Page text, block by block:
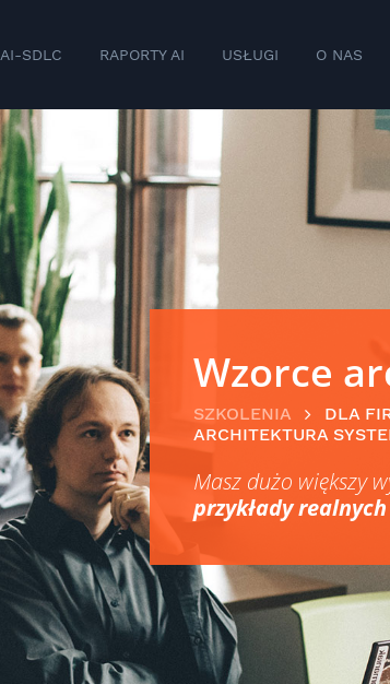
AI-SDLC RAPORTY AI USŁUGI O NAS
Wzorce
SZKOLENIA
DLA
ARCHITEKTURA
Masz dużo większy
przykłady